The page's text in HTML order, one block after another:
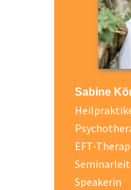
Sabine
EFT-
Speakerin